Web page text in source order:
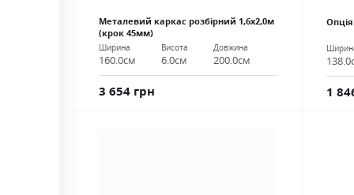
Металевий каркас розбірний 1,6х2,0м
(крок 45мм)
Ширина
160.0см
Висота
6.0см
Довжина
200.0см
3 654 грн 1